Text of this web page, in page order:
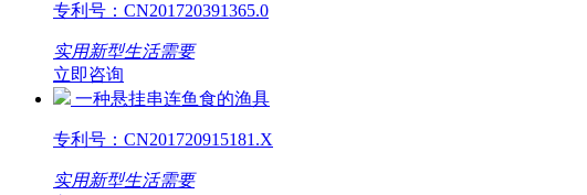
专利号： CN201720391365.0
实用新型生活需要
立即咨询
一种悬挂串连鱼食的渔具
专利号： CN201720915181.X
实用新型生活需要